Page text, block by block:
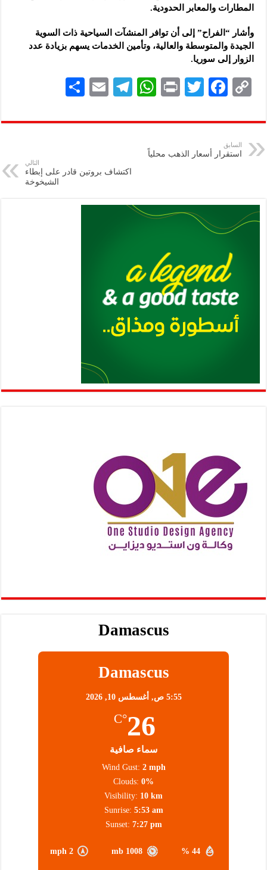
المطارات والمعابر الحدودية.
وأشار “الفراح” إلى أن توافر المنشآت السياحية ذات السوية
الجيدة والمتوسطة والعالية، وتأمين الخدمات يسهم بزيادة عدد
الزوار إلى سوريا.
C
p
y
Li
k
F
eb
k
T
tt
P
nt
W
at
A
p
Te
gr
E
ai
ar
السابق
استقرار أسعار الذهب محلياً
التالي
اكتشاف بروتين قادر على إبطاء
الشيخوخة
Damascus
Damascus
5:55 ص, أغسطس 10, 2026
26
°C
سماء صافية
44 %
1008 mb
2 mph
Wind Gust: 2 mph
Clouds: 0%
Visibility: 10 km
Sunrise: 5:53 am
Sunset: 7:27 pm